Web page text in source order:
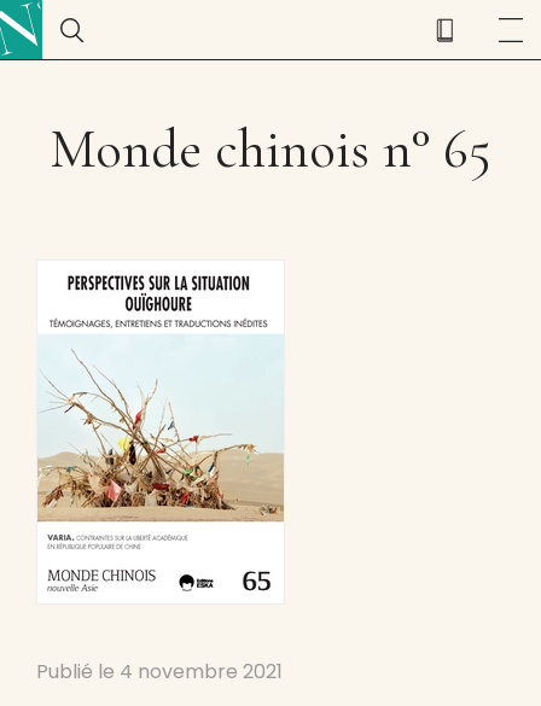
Monde chinois n° 65
Publié le 4 novembre 2021